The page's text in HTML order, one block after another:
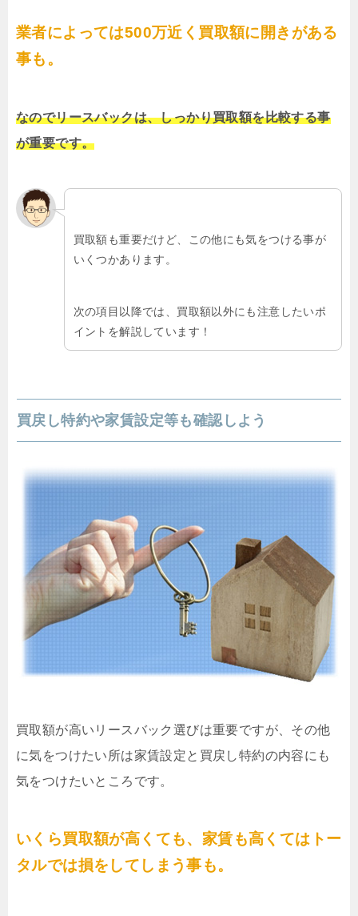
業者によっては500万近く買取額に開きがある
事も。
なのでリースバックは、しっかり買取額を比較する事
が重要です。
買取額も重要だけど、この他にも気をつける事が
いくつかあります。
次の項目以降では、買取額以外にも注意したいポ
イントを解説しています！
買戻し特約や家賃設定等も確認しよう
買取額が高いリースバック選びは重要ですが、その他
に気をつけたい所は家賃設定と買戻し特約の内容にも
気をつけたいところです。
いくら買取額が高くても、家賃も高くてはトー
タルでは損をしてしまう事も。